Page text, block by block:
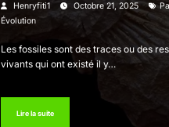
Henryfiti1 Octobre 21, 2025
Évolution
Les fossiles sont des traces ou des
vivants qui ont existé il y…
Lire la suite